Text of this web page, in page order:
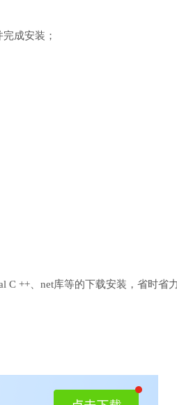
成安装；
++、net库等的下载安装，省时省力